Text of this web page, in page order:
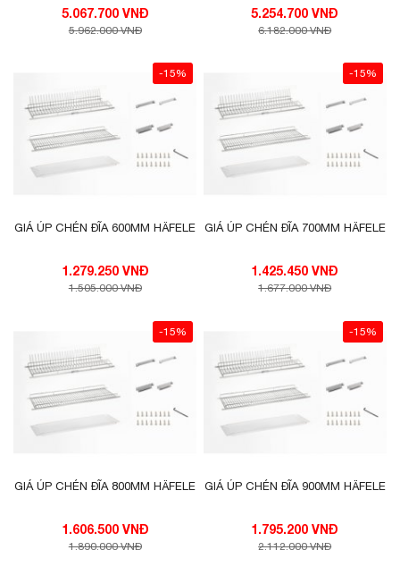
5.067.700 VNĐ
5.962.000 VNĐ
5.254.700 VNĐ
6.182.000 VNĐ
-15%
GIÁ ÚP CHÉN ĐĨA 600MM HÄFELE
1.279.250 VNĐ
1.505.000 VNĐ
-15%
GIÁ ÚP CHÉN ĐĨA 700MM HÄFELE
1.425.450 VNĐ
1.677.000 VNĐ
-15%
GIÁ ÚP CHÉN ĐĨA 800MM HÄFELE
1.606.500 VNĐ
1.890.000 VNĐ
-15%
GIÁ ÚP CHÉN ĐĨA 900MM HÄFELE
1.795.200 VNĐ
2.112.000 VNĐ